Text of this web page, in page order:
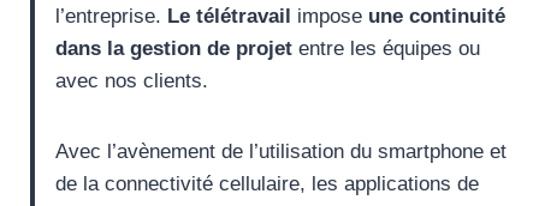
l’entreprise. Le télétravail impose une continuité
dans la gestion de projetentre les équipes ou
avec nos clients.
Avec l’avènement de l’utilisation du smartphone et
de la connectivité cellulaire, les applications de